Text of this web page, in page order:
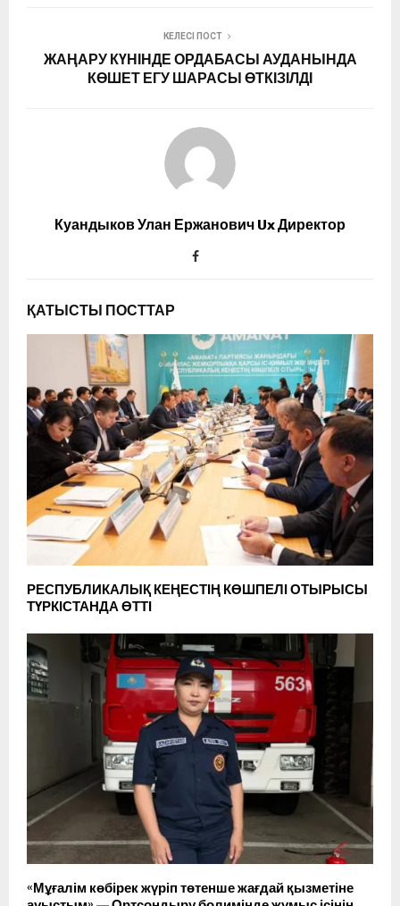
КЕЛЕСІ ПОСТ
ЖАҢАРУ КҮНІНДЕ ОРДАБАСЫ АУДАНЫНДА
КӨШЕТ ЕГУ ШАРАСЫ ӨТКІЗІЛДІ
Куандыков Улан Ержанович Ux Директор
ҚАТЫСТЫ ПОСТТАР
РЕСПУБЛИКАЛЫҚ КЕҢЕСТІҢ КӨШПЕЛІ ОТЫРЫСЫ
ТҮРКІСТАНДА ӨТТІ
«Мұғалім көбірек жүріп төтенше жағдай қызметіне